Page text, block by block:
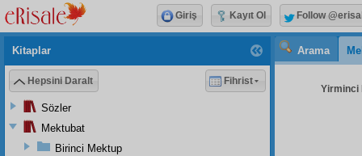
Arama
Yirminci
Kitaplar
Hepsini Daralt Fihrist
Sözler
Mektubat
Birinci Mektup
Giriş Kayıt Ol Follow